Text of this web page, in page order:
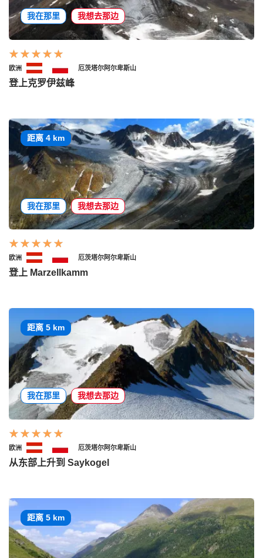
我在那里 我想去那边
欧洲 厄茨塔尔阿尔卑斯山
登上克罗伊兹峰
距离 4 km
我在那里 我想去那边
欧洲 厄茨塔尔阿尔卑斯山
登上 Marzellkamm
距离 5 km
我在那里 我想去那边
欧洲 厄茨塔尔阿尔卑斯山
从东部上升到 Saykogel
距离 5 km